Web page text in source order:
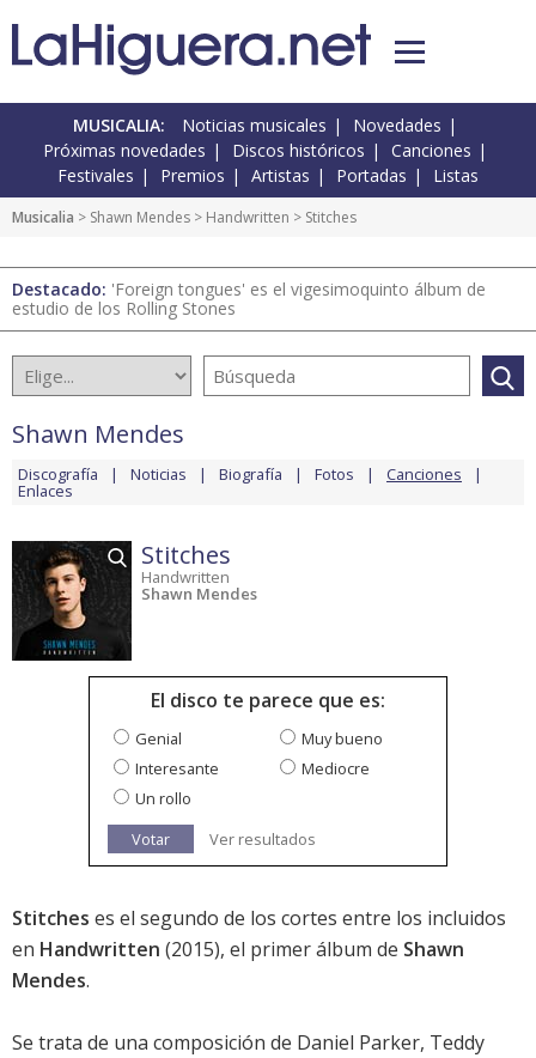
MUSICALIA: Noticias musicales
Novedades
Próximas novedades
Discos históricos
Canciones
Festivales
Premios Artistas Portadas Listas
Musicalia > Shawn Mendes > Handwritten > Stitches
Destacado: 'Foreign tongues' es el vigesimoquinto álbum de
estudio de los Rolling Stones
Shawn Mendes
Discografía Noticias Biografía Fotos Canciones
Enlaces
Stitches
Handwritten
Shawn Mendes
El disco te parece que es:
Genial
Muy bueno
Interesante
Mediocre
Un rollo
Votar
Ver resultados
Stitches es el segundo de los cortes entre los incluidos
en Handwritten (2015), el primer álbum de Shawn
Mendes.
Se trata de una composición de Daniel Parker, Teddy